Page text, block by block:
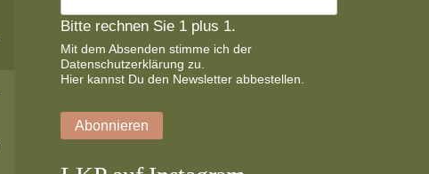
Bitte rechnen Sie 1 plus 1.
Mit dem Absenden stimme ich der
Datenschutzerklärung zu.
Hier kannst Du den Newsletter abbestellen.
Abonnieren